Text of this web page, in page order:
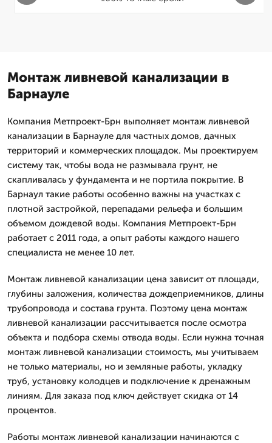
Монтаж ливневой канализации в
Барнауле
Компания Метпроект-Брн выполняет монтаж ливневой
канализации в Барнауле для частных домов, дачных
территорий и коммерческих площадок. Мы проектируем
систему так, чтобы вода не размывала грунт, не
скапливалась у фундамента и не портила покрытие. В
Барнаул такие работы особенно важны на участках с
плотной застройкой, перепадами рельефа и большим
объемом дождевой воды. Компания Метпроект-Брн
работает с 2011 года, а опыт работы каждого нашего
специалиста не менее 10 лет.
Монтаж ливневой канализации цена зависит от площади,
глубины заложения, количества дождеприемников, длины
трубопровода и состава грунта. Поэтому цена монтаж
ливневой канализации рассчитывается после осмотра
объекта и подбора схемы отвода воды. Если нужна точная
монтаж ливневой канализации стоимость, мы учитываем
не только материалы, но и земляные работы, укладку
труб, установку колодцев и подключение к дренажным
линиям. Для заказа под ключ действует скидка от 14
процентов.
Работы монтаж ливневой канализации начинаются с